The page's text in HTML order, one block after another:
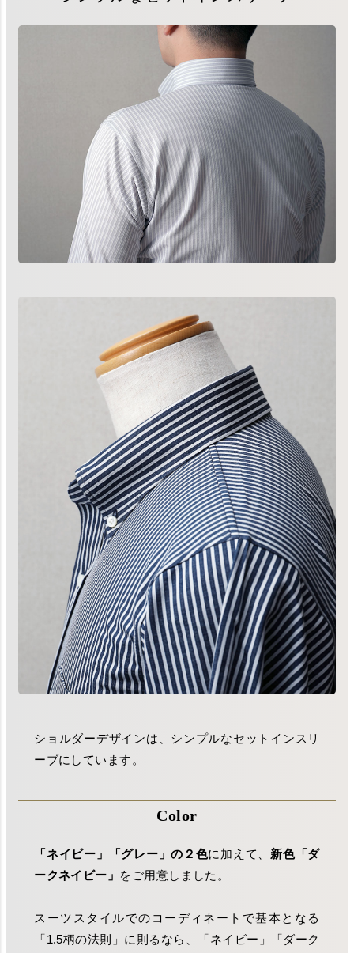
ショルダーデザインは、シンプルなセットインスリ
ーブにしています。
Color
「ネイビー」「グレー」の２色に加えて、 新色「ダ
ークネイビー」 をご用意しました。
スーツスタイルでのコーディネートで基本となる
「1.5柄の法則」に則るなら、「ネイビー」「ダーク